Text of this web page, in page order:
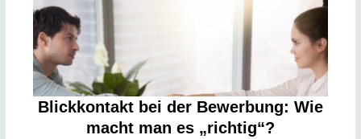
Blickkontakt bei der Bewerbung: Wie
macht man es „richtig“?